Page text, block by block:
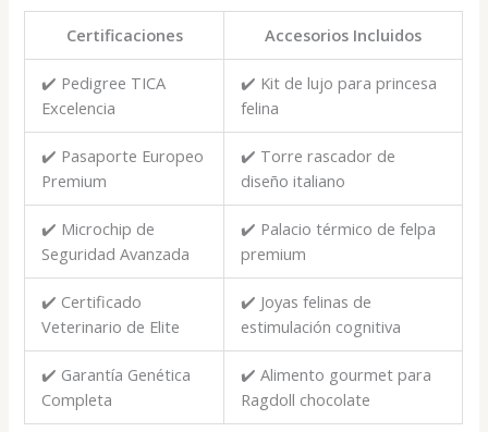
Certificaciones Accesorios Incluidos
✔️ Pedigree TICA
Excelencia
✔️ Kit de lujo para princesa
felina
✔️ Pasaporte Europeo
Premium
✔️ Torre rascador de
diseño italiano
✔️ Microchip de
Seguridad Avanzada
✔️ Palacio térmico de felpa
premium
✔️ Certificado
Veterinario de Elite
✔️ Joyas felinas de
estimulación cognitiva
✔️ Garantía Genética
Completa
✔️ Alimento gourmet para
Ragdoll chocolate